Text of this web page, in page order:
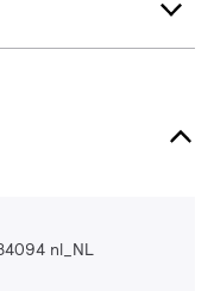
nl_NL